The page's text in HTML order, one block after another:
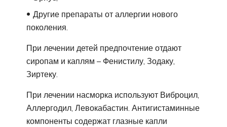
Другие препараты от аллергии нового
поколения.
При лечении детей предпочтение отдают
сиропам и каплям – Фенистилу, Зодаку,
Зиртеку.
При лечении насморка используют Виброцил,
Аллергодил, Левокабастин. Антигистаминные
компоненты содержат глазные капли